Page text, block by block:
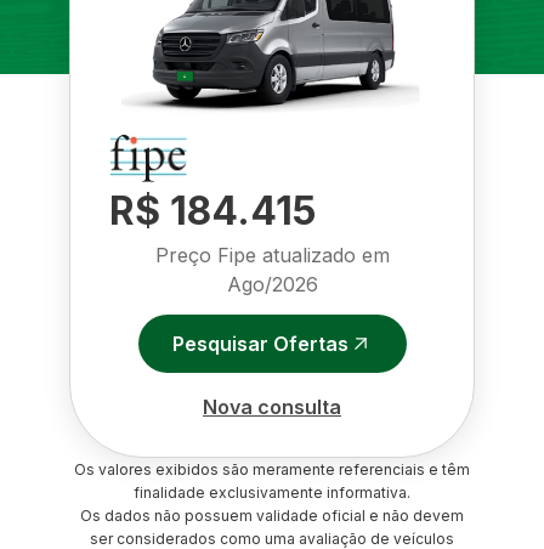
R$ 184.415
Preço Fipe atualizado em
Ago/2026
Pesquisar Ofertas
Nova consulta
Os valores exibidos são meramente referenciais e têm
finalidade exclusivamente informativa.
Os dados não possuem validade oficial e não devem
ser considerados como uma avaliação de veículos